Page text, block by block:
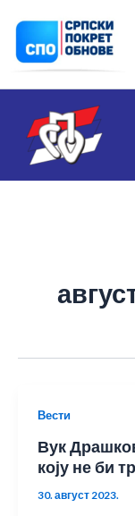
садржај
Вести
Вук
коју не би
30. август 2023.